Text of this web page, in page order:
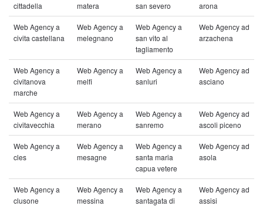
cittadella
matera
san severo
arona
Web Agency a
civita castellana
Web Agency a
melegnano
Web Agency a
san vito al
tagliamento
Web Agency ad
arzachena
Web Agency a
civitanova
marche
Web Agency a
melfi
Web Agency a
sanluri
Web Agency ad
asciano
Web Agency a
civitavecchia
Web Agency a
merano
Web Agency a
sanremo
Web Agency ad
ascoli piceno
Web Agency a
cles
Web Agency a
mesagne
Web Agency a
santa maria
capua vetere
Web Agency ad
asola
Web Agency a
clusone
Web Agency a
messina
Web Agency a
santagata di
Web Agency ad
assisi